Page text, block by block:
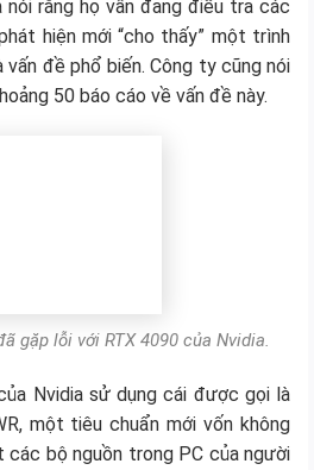
nói rằng họ vẫn đang điều tra các
hiện mới “cho thấy” một trình
vấn đề phổ biến. Công ty cũng nói
50 báo cáo về vấn đề này.
gặp lỗi với RTX 4090 của Nvidia.
Nvidia sử dụng cái được gọi là
một tiêu chuẩn mới vốn không
bộ nguồn trong PC của người